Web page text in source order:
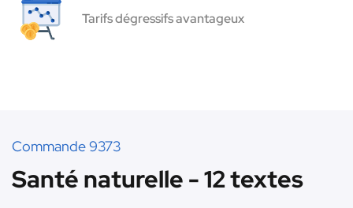
Tarifs dégressifs avantageux
Commande 9373
Santé naturelle - 12 textes